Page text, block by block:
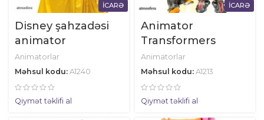
İCARƏ
Disney şahzadəsi
animator
Animatorlar
Məhsul kodu: A1240
Qiymət təklifi al
İCARƏ
Animator
Transformers
Animatorlar
Məhsul kodu: A1213
Qiymət təklifi al